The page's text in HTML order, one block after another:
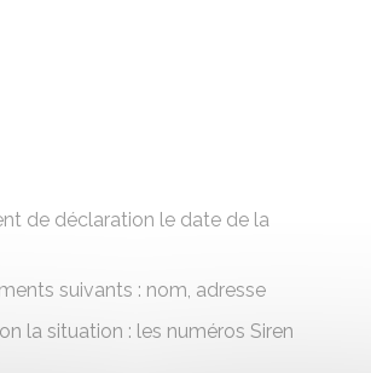
de déclaration le date de la
suivants : nom, adresse
la situation : les numéros Siren